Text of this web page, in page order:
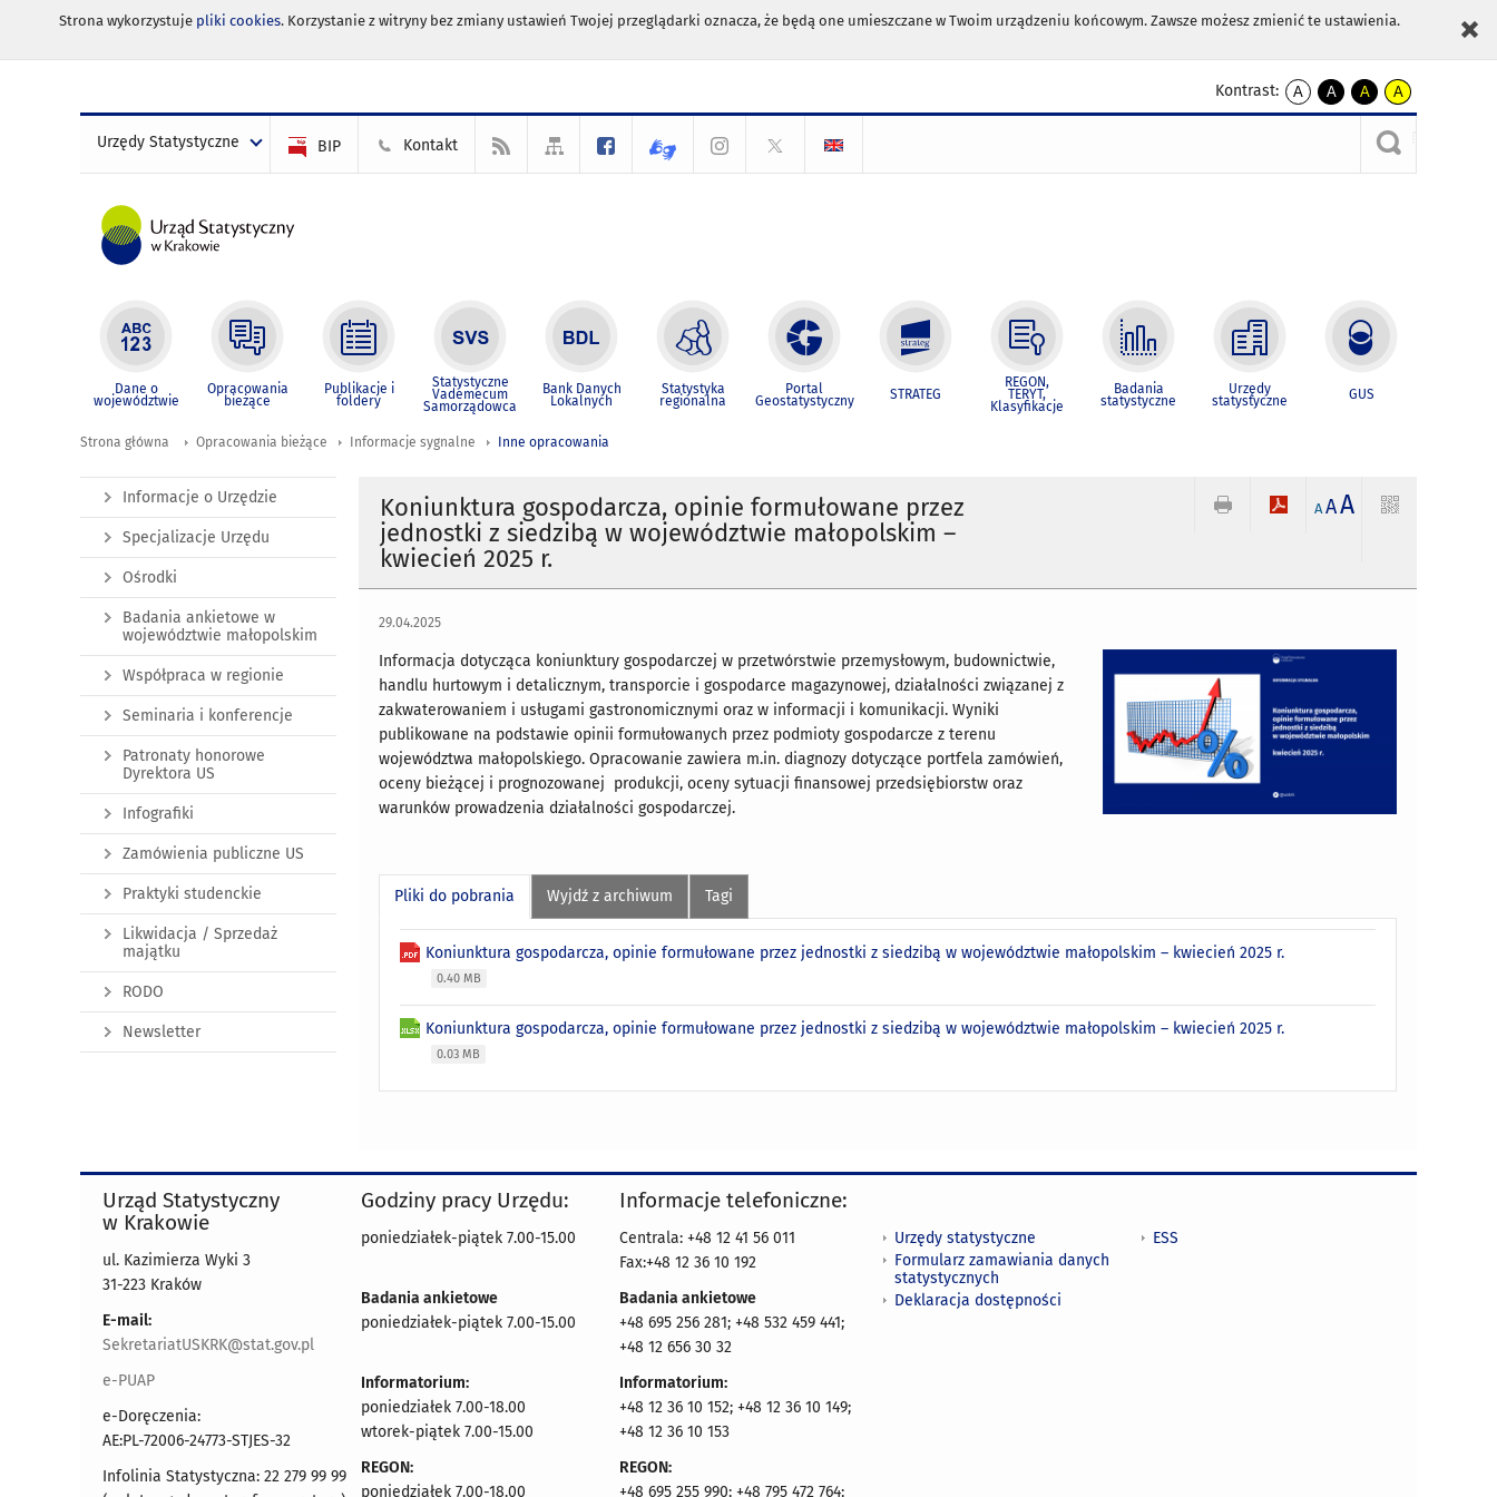
Strona wykorzystuje pliki cookies. Korzystanie z witryny bez zmiany ustawień Twojej przeglądarki oznacza, że będą one umieszczane w Twoim urządzeniu końcowym. Zawsze możesz zmienić te ustawienia.
Kontrast:
A
kontrast
A
kontrast
czarnym
A
kontrast
żółty
tekst
czarnym
A
kontrast
czarny
tekst
żółtym
Urzędy Statystyczne BIP Kontakt
Dane o
województwie
Opracowania
bieżące
Publikacje i
foldery
Statystyczne
Vademecum
Samorządowca
Bank Danych
Lokalnych
Statystyka
regionalna
Portal
Geostatystyczny STRATEG
REGON,
TERYT,
Klasyfikacje
Badania
statystyczne
Urzędy
statystyczne GUS
Strona główna Opracowania bieżące Informacje sygnalne Inne opracowania
Koniunktura gospodarcza, opinie formułowane przez
jednostki z siedzibą w województwie małopolskim –
kwiecień 2025 r.
A AA
29.04.2025
Informacja dotycząca koniunktury gospodarczej w przetwórstwie przemysłowym, budownictwie,
handlu hurtowym i detalicznym, transporcie i gospodarce magazynowej, działalności związanej z
zakwaterowaniem i usługami gastronomicznymi oraz w informacji i komunikacji. Wyniki
publikowane na podstawie opinii formułowanych przez podmioty gospodarcze z terenu
województwa małopolskiego. Opracowanie zawiera m.in. diagnozy dotyczące portfela zamówień,
oceny bieżącej i prognozowanej produkcji, oceny sytuacji finansowej przedsiębiorstw oraz
warunków prowadzenia działalności gospodarczej.
Pliki do pobrania Wyjdź z archiwum Tagi
Koniunktura gospodarcza, opinie formułowane przez jednostki z siedzibą w województwie małopolskim – kwiecień 2025 r.
0.40 MB
Koniunktura gospodarcza, opinie formułowane przez jednostki z siedzibą w województwie małopolskim – kwiecień 2025 r.
0.03 MB
Informacje o Urzędzie
Specjalizacje Urzędu
Ośrodki
Badania ankietowe w
województwie małopolskim
Współpraca w regionie
Seminaria i konferencje
Patronaty honorowe
Dyrektora US
Infografiki
Zamówienia publiczne US
Praktyki studenckie
Likwidacja / Sprzedaż
majątku
RODO
Newsletter
Urząd Statystyczny
w Krakowie
ul. Kazimierza Wyki 3
31-223 Kraków
E-mail:
SekretariatUSKRK@stat.gov.pl
e-PUAP
e-Doręczenia:
AE:PL-72006-24773-STJES-32
Infolinia Statystyczna: 22 279 99 99
Godziny pracy Urzędu:
poniedziałek-piątek 7.00-15.00
Badania ankietowe
poniedziałek-piątek 7.00-15.00
Informatorium:
poniedziałek 7.00-18.00
wtorek-piątek 7.00-15.00
REGON:
poniedziałek 7.00-18.00
Informacje telefoniczne:
Centrala: +48 12 41 56 011
Fax:+48 12 36 10 192
Badania ankietowe
+48 695 256 281; +48 532 459 441;
+48 12 656 30 32
Informatorium:
+48 12 36 10 152; +48 12 36 10 149;
+48 12 36 10 153
REGON:
+48 695 255 990; +48 795 472 764;
Urzędy statystyczne
Formularz zamawiania danych
statystycznych
Deklaracja dostępności
ESS